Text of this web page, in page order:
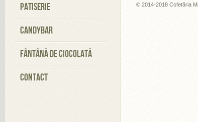
PATISERIE
CANDYBAR
FÂNTÂNĂ DE CIOCOLATĂ
CONTACT
© 2014-2018 Cofetăria